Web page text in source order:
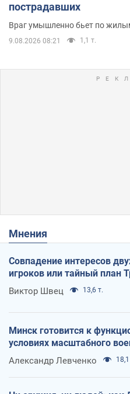
пострадавших
Враг умышленно бьет по
9.08.2026 08:21 1,1 т.
Мнения
Совпадение интересов
игроков или тайный план
Виктор Швец 13,6 т.
Минск готовится к
условиях масштабного
Александр Левченко